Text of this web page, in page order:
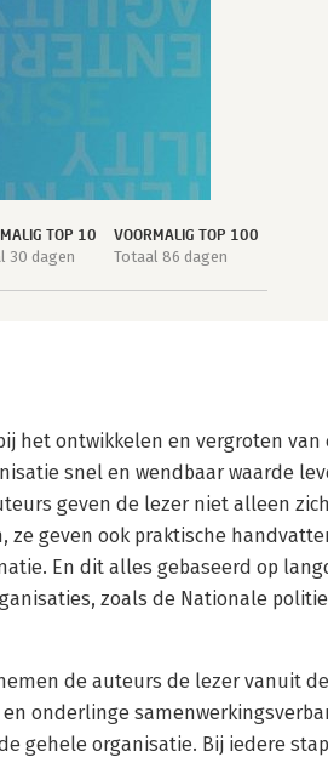
TOP 10
30 dagen
VOORMALIG TOP 100
Totaal 86 dagen
het ontwikkelen en vergroten van
snel en wendbaar waarde
geven de lezer niet alleen
geven ook praktische
En dit alles gebaseerd op
zoals de Nationale
de auteurs de lezer vanuit
onderlinge
gehele organisatie. Bij iedere